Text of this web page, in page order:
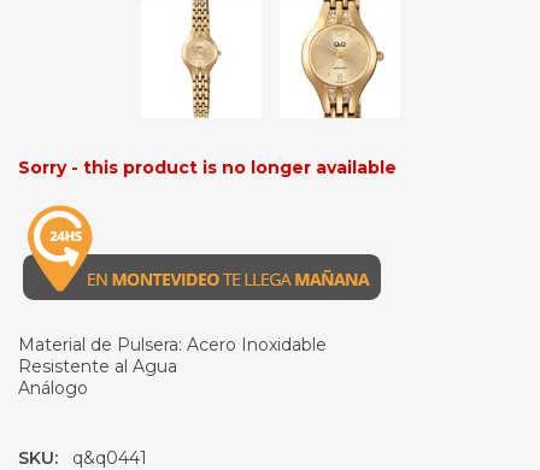
Sorry - this product is no longer available
Material de Pulsera: Acero Inoxidable
Resistente al Agua
Análogo
SKU: q&q0441